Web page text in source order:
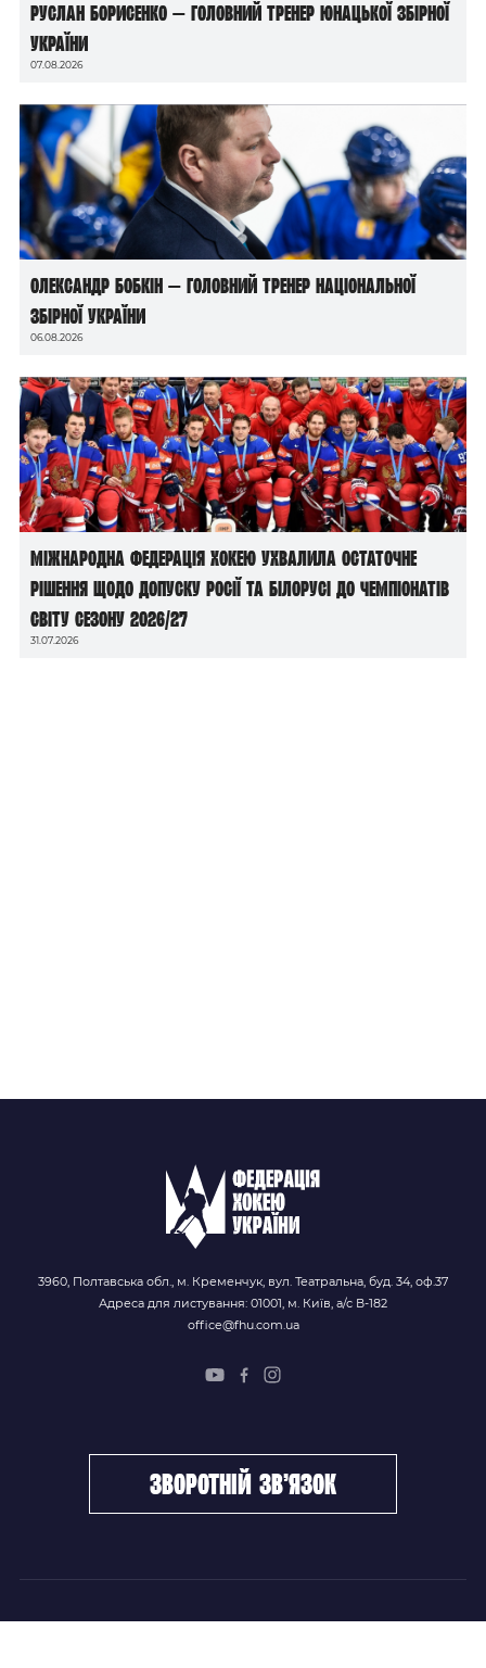
Руслан Борисенко — головний тренер юнацької збірної
України
07.08.2026
Олександр Бобкін — головний тренер національної
збірної України
06.08.2026
Міжнародна федерація хокею ухвалила остаточне
рішення щодо допуску росії та білорусі до чемпіонатів
світу сезону 2026/27
31.07.2026
3960, Полтавська обл., м. Кременчук, вул. Театральна, буд. 34, оф.37
Адреса для листування: 01001, м. Київ, а/с В-182
office@fhu.com.ua
зворотній зв’язок